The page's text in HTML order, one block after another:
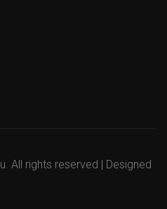
All rights reserved | Designed